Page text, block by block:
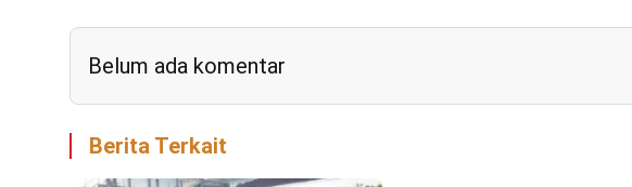
Belum ada komentar
Berita Terkait